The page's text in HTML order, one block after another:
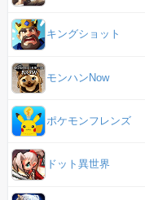
キングショット
モンハンNow
ポケモンフレンズ
ドット異世界